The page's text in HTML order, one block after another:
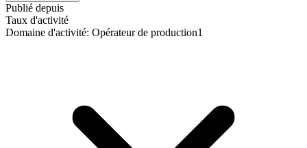
Publié depuis
Taux d'activité
Domaine d'activité: Opérateur de production1